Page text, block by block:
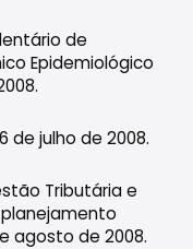
de
Epidemiológico
de julho de 2008.
Tributária e
agosto de 2008.